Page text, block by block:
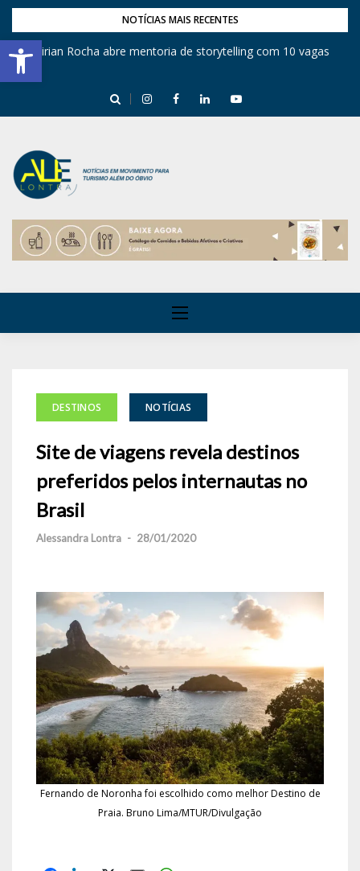
Barra de Ferramentas Aberta
NOTÍCIAS MAIS RECENTES
Mirian Rocha abre mentoria de storytelling com 10 vagas
DESTINOS NOTÍCIAS
Site de viagens revela destinos
preferidos pelos internautas no
Brasil
Alessandra Lontra - 28/01/2020
Fernando de Noronha foi escolhido como melhor Destino de
Praia. Bruno Lima/MTUR/Divulgação